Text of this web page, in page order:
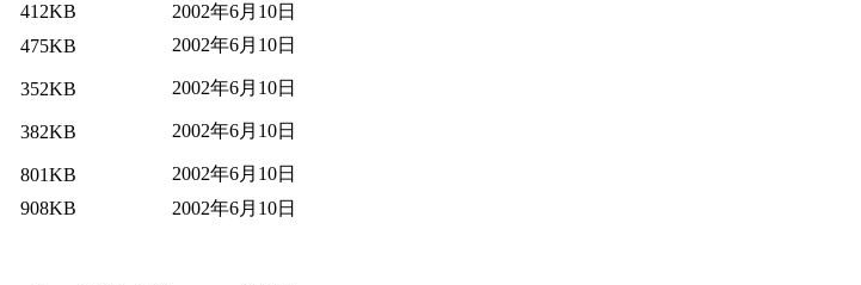
412KB
2002年6月10日
475KB
2002年6月10日
352KB
2002年6月10日
382KB
2002年6月10日
801KB
2002年6月10日
908KB 2002年6月10日